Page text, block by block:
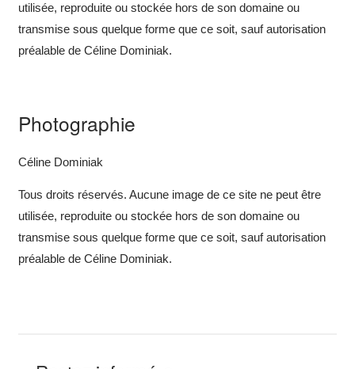
utilisée, reproduite ou stockée hors de son domaine ou
transmise sous quelque forme que ce soit, sauf autorisation
préalable de Céline Dominiak.
Photographie
Céline Dominiak
Tous droits réservés. Aucune image de ce site ne peut être
utilisée, reproduite ou stockée hors de son domaine ou
transmise sous quelque forme que ce soit, sauf autorisation
préalable de Céline Dominiak.